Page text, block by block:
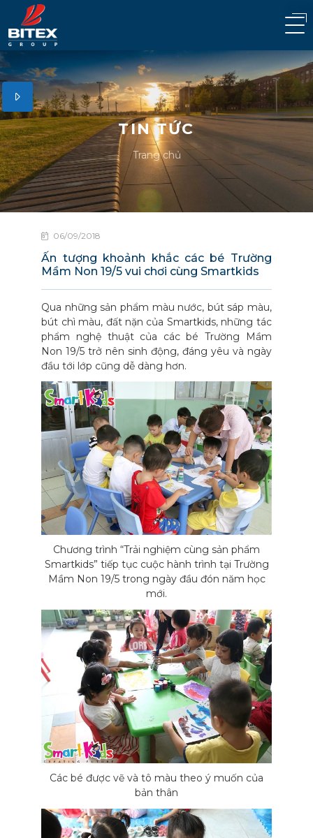
TIN TỨC
Trang chủ
06/09/2018
Ấn tượng khoảnh khắc các bé Trường
Mầm Non 19/5 vui chơi cùng Smartkids
Qua những sản phẩm màu nước, bút sáp màu,
bút chì màu, đất nặn của Smartkids, những tác
phẩm nghệ thuật của các bé Trường Mầm
Non 19/5 trở nên sinh động, đáng yêu và ngày
đầu tới lớp cũng dễ dàng hơn.
Chương trình “Trải nghiệm cùng sản phẩm
Smartkids” tiếp tục cuộc hành trình tại Trường
Mầm Non 19/5 trong ngày đầu đón năm học
mới.
Các bé được vẽ và tô màu theo ý muốn của
bản thân